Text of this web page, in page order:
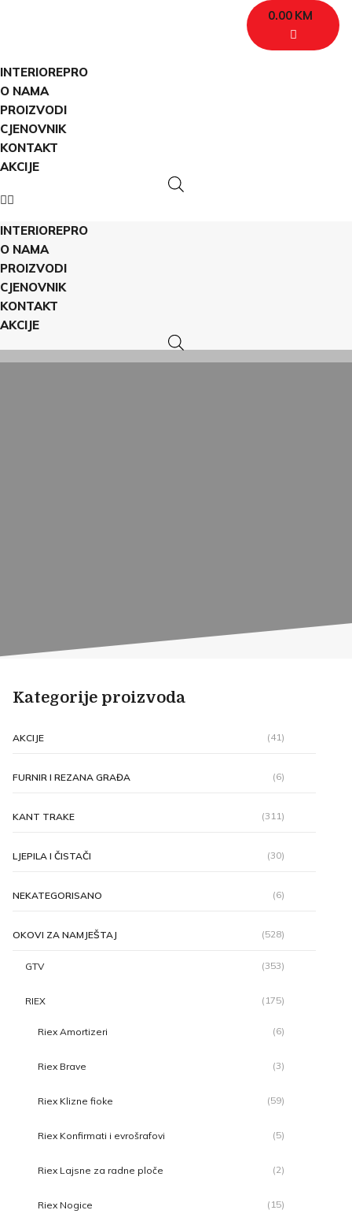
0.00 KM
INTERIOREPRO
O NAMA
PROIZVODI
CJENOVNIK
KONTAKT
AKCIJE
INTERIOREPRO
O NAMA
PROIZVODI
CJENOVNIK
KONTAKT
AKCIJE
Kategorije proizvoda
AKCIJE (41)
FURNIR I REZANA GRAĐA (6)
KANT TRAKE (311)
LJEPILA I ČISTAČI (30)
NEKATEGORISANO (6)
OKOVI ZA NAMJEŠTAJ (528)
GTV (353)
RIEX (175)
Riex Amortizeri (6)
Riex Brave (3)
Riex Klizne fioke (59)
Riex Konfirmati i evrošrafovi (5)
Riex Lajsne za radne ploče (2)
Riex Nogice (15)